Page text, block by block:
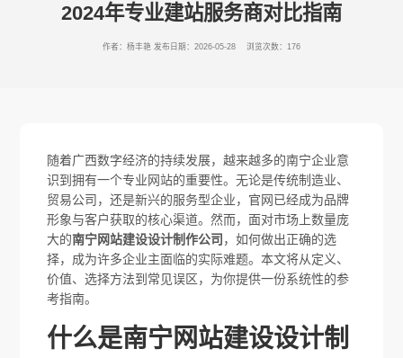
2024年专业建站服务商对比指南
作者：杨丰艳 发布日期：2026-05-28 浏览次数：176
随着广西数字经济的持续发展，越来越多的南宁企业意
识到拥有一个专业网站的重要性。无论是传统制造业、
贸易公司，还是新兴的服务型企业，官网已经成为品牌
形象与客户获取的核心渠道。然而，面对市场上数量庞
大的南宁网站建设设计制作公司 ，如何做出正确的选
择，成为许多企业主面临的实际难题。本文将从定义、
价值、选择方法到常见误区，为你提供一份系统性的参
考指南。
什么是南宁网站建设设计制